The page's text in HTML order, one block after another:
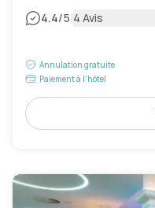
4.4/5|4 Avis
Annulation gratuite
Paiement à l'hôtel